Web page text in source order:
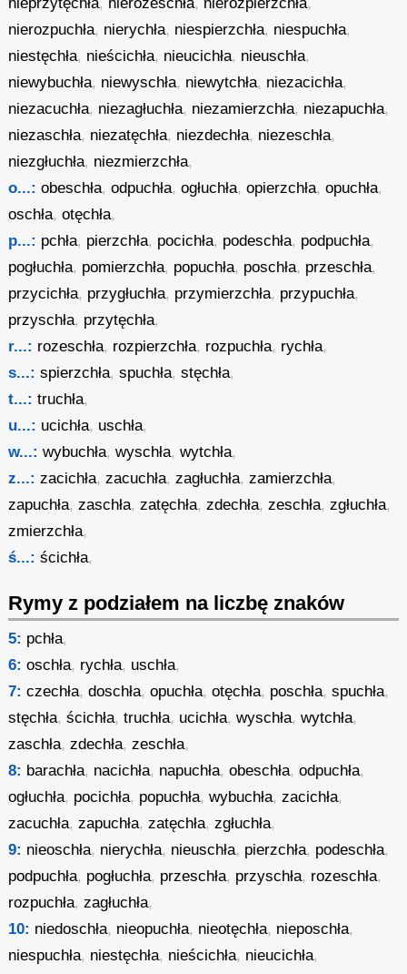
nierozpuchła, nierychła, niespierzchła, niespuchła,
niestęchła, nieścichła, nieucichła, nieuschła,
niewybuchła, niewyschła, niewytchła, niezacichła,
niezacuchła, niezagłuchła, niezamierzchła, niezapuchła,
niezaschła, niezatęchła, niezdechła, niezeschła,
niezgłuchła, niezmierzchła,
o...: obeschła,odpuchła,ogłuchła,opierzchła,opuchła,
oschła,otęchła,
p...: pchła, pierzchła, pocichła, podeschła, podpuchła,
pogłuchła, pomierzchła, popuchła, poschła, przeschła,
przycichła, przygłuchła, przymierzchła, przypuchła,
przyschła, przytęchła,
r...: rozeschła, rozpierzchła, rozpuchła, rychła,
s...: spierzchła,spuchła,stęchła,
t...: truchła,
u...: ucichła, uschła,
w...: wybuchła,wyschła,wytchła,
z...: zacichła,zacuchła,zagłuchła,zamierzchła,
zapuchła,zaschła,zatęchła,zdechła,zeschła,zgłuchła,
zmierzchła,
ś...: ścichła,
Rymy z podziałem na liczbę znaków
5: pchła,
6: oschła, rychła, uschła,
7: czechła,doschła,opuchła,otęchła, poschła,spuchła,
stęchła,ścichła,truchła, ucichła,wyschła,wytchła,
zaschła,zdechła,zeschła,
8: barachła, nacichła, napuchła,obeschła,odpuchła,
ogłuchła, pocichła, popuchła,wybuchła,zacichła,
zacuchła,zapuchła,zatęchła,zgłuchła,
9: nieoschła, nierychła, nieuschła, pierzchła, podeschła,
podpuchła, pogłuchła, przeschła, przyschła, rozeschła,
rozpuchła,zagłuchła,
10: niedoschła, nieopuchła, nieotęchła, nieposchła,
niespuchła, niestęchła, nieścichła, nieucichła,